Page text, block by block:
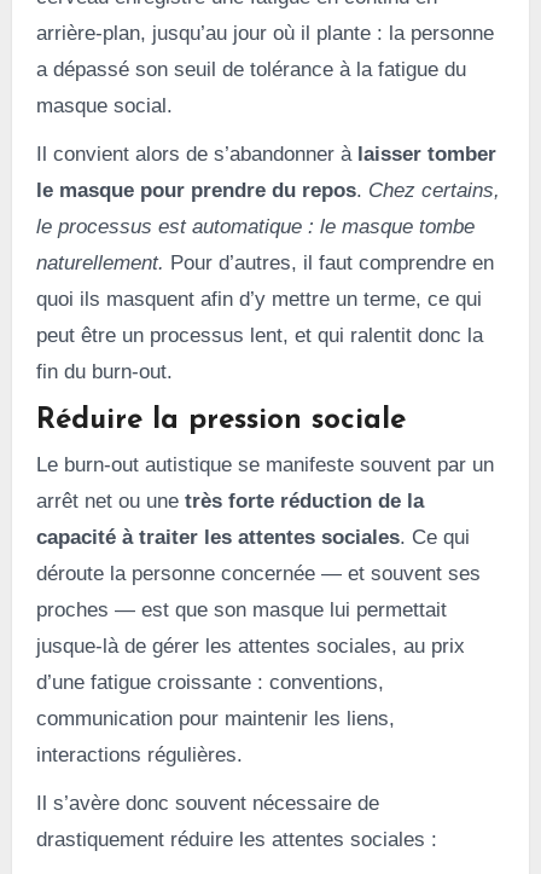
arrière-plan, jusqu’au jour où il plante : la personne
a dépassé son seuil de tolérance à la fatigue du
masque social.
Il convient alors de s’abandonner à laisser tomber
le masque pour prendre du repos. Chez certains,
le processus est automatique : le masque tombe
naturellement. Pour d’autres, il faut comprendre en
quoi ils masquent afin d’y mettre un terme, ce qui
peut être un processus lent, et qui ralentit donc la
fin du burn-out.
Réduire la pression sociale
Le burn-out autistique se manifeste souvent par un
arrêt net ou une très forte réduction de la
capacité à traiter les attentes sociales. Ce qui
déroute la personne concernée — et souvent ses
proches — est que son masque lui permettait
jusque-là de gérer les attentes sociales, au prix
d’une fatigue croissante : conventions,
communication pour maintenir les liens,
interactions régulières.
Il s’avère donc souvent nécessaire de
drastiquement réduire les attentes sociales :